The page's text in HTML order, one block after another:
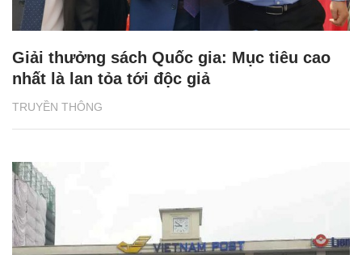
TRUYỀN THÔNG
Giải thưởng sách Quốc gia: Mục tiêu cao
nhất là lan tỏa tới độc giả